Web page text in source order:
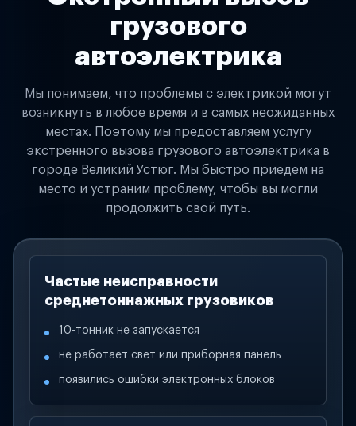
грузового
автоэлектрика
Мы понимаем, что проблемы с электрикой могут
возникнуть в любое время и в самых неожиданных
местах. Поэтому мы предоставляем услугу
экстренного вызова грузового автоэлектрика в
городе Великий Устюг. Мы быстро приедем на
место и устраним проблему, чтобы вы могли
продолжить свой путь.
Частые неисправности
среднетоннажных грузовиков
10-тонник не запускается
не работает свет или приборная панель
появились ошибки электронных блоков